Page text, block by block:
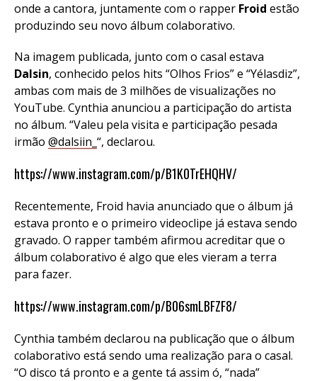
onde a cantora, juntamente com o rapper Froid estão
produzindo seu novo álbum colaborativo.
Na imagem publicada, junto com o casal estava
Dalsin, conhecido pelos hits “Olhos Frios” e “Yélasdiz”,
ambas com mais de 3 milhões de visualizações no
YouTube. Cynthia anunciou a participação do artista
no álbum. “Valeu pela visita e participação pesada
irmão @dalsiin_ “, declarou.
https://www.instagram.com/p/B1K0TrEHQHV/
Recentemente, Froid havia anunciado que o álbum já
estava pronto e o primeiro videoclipe já estava sendo
gravado. O rapper também afirmou acreditar que o
álbum colaborativo é algo que eles vieram a terra
para fazer.
https://www.instagram.com/p/B06smLBFZF8/
Cynthia também declarou na publicação que o álbum
colaborativo está sendo uma realização para o casal.
“O disco tá pronto e a gente tá assim ó, “nada”